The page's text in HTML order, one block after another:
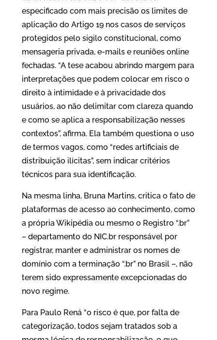
especificado com mais precisão os limites de
aplicação do Artigo 19 nos casos de serviços
protegidos pelo sigilo constitucional, como
mensageria privada, e-mails e reuniões online
fechadas. “A tese acabou abrindo margem para
interpretações que podem colocar em risco o
direito à intimidade e à privacidade dos
usuários, ao não delimitar com clareza quando
e como se aplica a responsabilização nesses
contextos”, afirma. Ela também questiona o uso
de termos vagos, como “redes artificiais de
distribuição ilícitas”, sem indicar critérios
técnicos para sua identificação.
Na mesma linha, Bruna Martins, critica o fato de
plataformas de acesso ao conhecimento, como
a própria Wikipédia ou mesmo o Registro “.br”
– departamento do NIC.br responsável por
registrar, manter e administrar os nomes de
domínio com a terminação “.br” no Brasil –, não
terem sido expressamente excepcionadas do
novo regime.
Para Paulo Rená “o risco é que, por falta de
categorização, todos sejam tratados sob a